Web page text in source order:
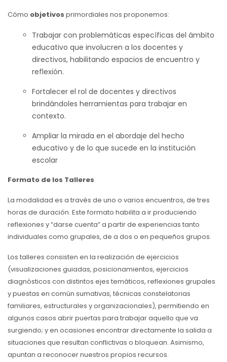
Cómo objetivos primordiales nos proponemos:
Trabajar con problemáticas específicas del ámbito
educativo que involucren a los docentes y
directivos, habilitando espacios de encuentro y
reflexión.
Fortalecer el rol de docentes y directivos
brindándoles herramientas para trabajar en
contexto.
Ampliar la mirada en el abordaje del hecho
educativo y de lo que sucede en la institución
escolar
Formato de los Talleres
La modalidad es a través de uno o varios encuentros, de tres
horas de duración. Este formato habilita a ir produciendo
reflexiones y “darse cuenta” a partir de experiencias tanto
individuales como grupales, de a dos o en pequeños grupos.
Los talleres consisten en la realización de ejercicios
(visualizaciones guiadas, posicionamientos, ejercicios
diagnósticos con distintos ejes temáticos, reflexiones grupales
y puestas en común sumativas, técnicas constelatorias
familiares, estructurales y organizacionales), permitiendo en
algunos casos abrir puertas para trabajar aquello que va
surgiendo; y en ocasiones encontrar directamente la salida a
situaciones que resultan conflictivas o bloquean. Asimismo,
apuntan a reconocer nuestros propios recursos.